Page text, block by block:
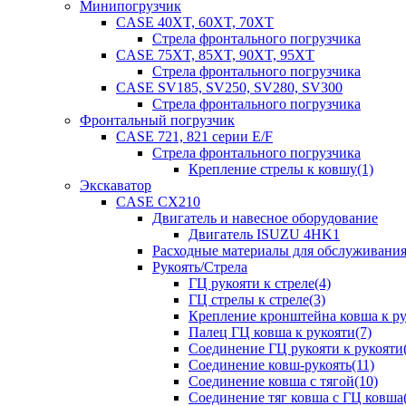
Минипогрузчик
CASE 40XT, 60XT, 70XT
Стрела фронтального погрузчика
CASE 75XT, 85XT, 90XT, 95XT
Стрела фронтального погрузчика
CASE SV185, SV250, SV280, SV300
Стрела фронтального погрузчика
Фронтальный погрузчик
CASE 721, 821 серии E/F
Стрела фронтального погрузчика
Крепление стрелы к ковшу(1)
Экскаватор
CASE CX210
Двигатель и навесное оборудование
Двигатель ISUZU 4HK1
Расходные материалы для обслуживания
Рукоять/Стрела
ГЦ рукояти к стреле(4)
ГЦ стрелы к стреле(3)
Крепление кронштейна ковша к
Палец ГЦ ковша к рукояти(7)
Соединение ГЦ рукояти к
Соединение ковш-рукоять(11)
Соединение ковша с тягой(10)
Соединение тяг ковша с ГЦ